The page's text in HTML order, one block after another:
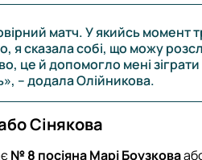
матч. У якийсь момент
я сказала собі, що можу
це й допомогло мені зіграти
– додала Олійникова.
Сінякова
№ 8 посіяна Марі Боузкова